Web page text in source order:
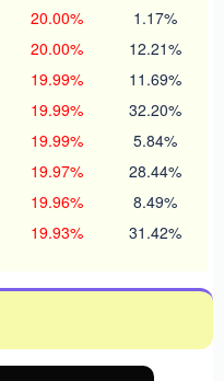
20.00% 1.17%
20.00% 12.21%
19.99% 11.69%
19.99% 32.20%
19.99% 5.84%
19.97% 28.44%
19.96% 8.49%
19.93% 31.42%